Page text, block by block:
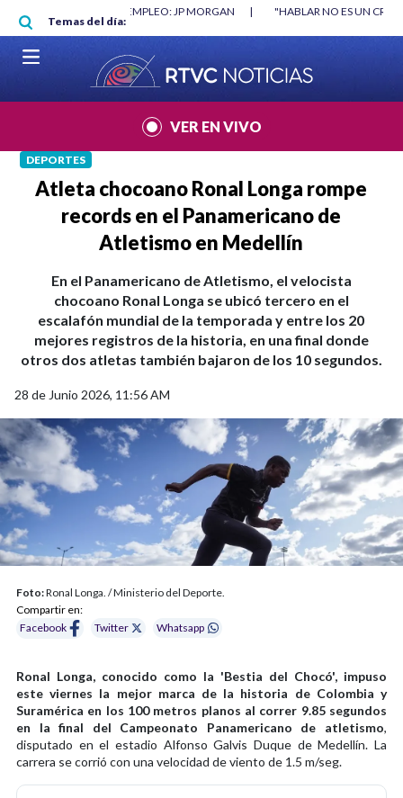
Pasar al contenido principal
Temas del día:
"HABLAR NO ES UN CRIMEN": CARTA DE BETO CORAL |
VER EN VIVO
DEPORTES
Atleta chocoano Ronal Longa rompe
records en el Panamericano de
Atletismo en Medellín
En el Panamericano de Atletismo, el velocista
chocoano Ronal Longa se ubicó tercero en el
escalafón mundial de la temporada y entre los 20
mejores registros de la historia, en una final donde
otros dos atletas también bajaron de los 10 segundos.
28 de Junio 2026, 11:56 AM
Foto:Ronal Longa. / Ministerio del Deporte.
Compartir en:
Facebook
Twitter Whatsapp
Ronal Longa, conocido como la 'Bestia del Chocó', impuso
este viernes la mejor marca de la historia de Colombia y
Suramérica en los 100 metros planos al correr 9.85 segundos
en la final del Campeonato Panamericano de atletismo,
disputado en el estadio Alfonso Galvis Duque de Medellín. La
carrera se corrió con una velocidad de viento de 1.5 m/seg.